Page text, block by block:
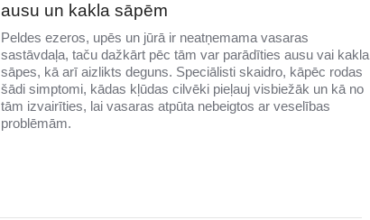
ausu un kakla sāpēm
Peldes ezeros, upēs un jūrā ir neatņemama vasaras
sastāvdaļa, taču dažkārt pēc tām var parādīties ausu vai kakla
sāpes, kā arī aizlikts deguns. Speciālisti skaidro, kāpēc rodas
šādi simptomi, kādas kļūdas cilvēki pieļauj visbiežāk un kā no
tām izvairīties, lai vasaras atpūta nebeigtos ar veselības
problēmām.